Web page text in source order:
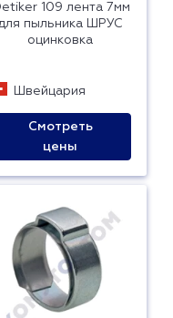
109 лента 7мм
пыльника ШРУС
оцинковка
Швейцария
Смотреть
цены